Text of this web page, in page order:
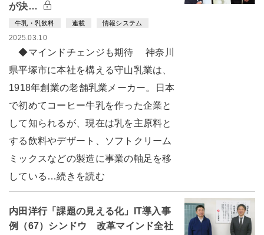
が決…
牛乳・乳飲料 連載 情報システム
2025.03.10
◆マインドチェンジも期待 神奈川
県平塚市に本社を構える守山乳業は、
1918年創業の老舗乳業メーカー。日本
で初めてコーヒー牛乳を作った企業と
して知られるが、現在は乳を主原料と
する飲料やデザート、ソフトクリーム
ミックスなどの製造に事業の軸足を移
している…続きを読む
内田洋行「課題の見える化」IT導入事
例（67）シンドウ 改革マインド全社